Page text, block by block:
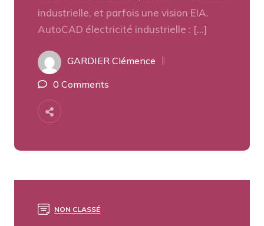
industrielle, et parfois une vision EIA.
AutoCAD électricité industrielle : […]
GARDIER Clémence
0 Comments
NON CLASSÉ